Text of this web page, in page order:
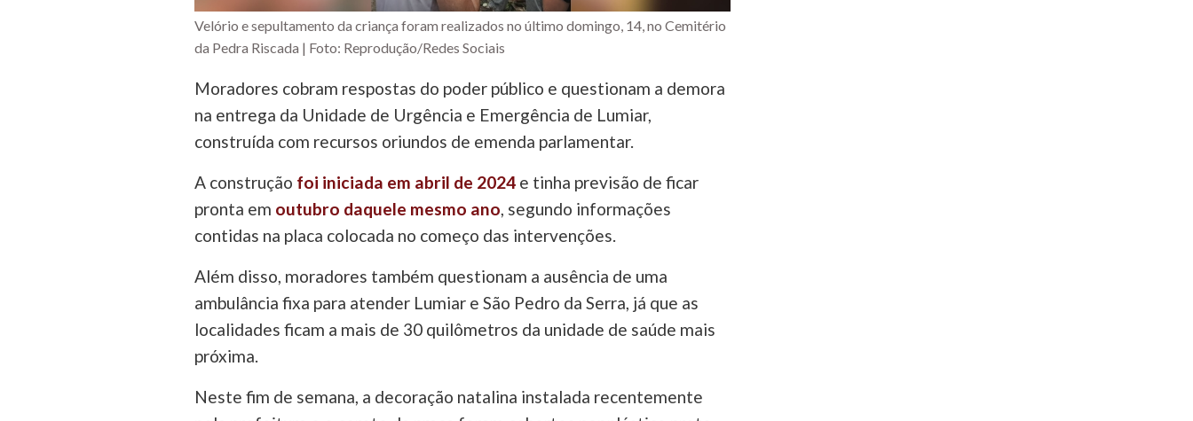
Velório e sepultamento da criança foram realizados no último domingo, 14, no Cemitério
da Pedra Riscada | Foto: Reprodução/Redes Sociais
Moradores cobram respostas do poder público e questionam a demora
na entrega da Unidade de Urgência e Emergência de Lumiar,
construída com recursos oriundos de emenda parlamentar.
A construção foi iniciada em abril de 2024e tinha previsão de ficar
pronta em outubro daquele mesmo ano , segundo informações
contidas na placa colocada no começo das intervenções.
Além disso, moradores também questionam a ausência de uma
ambulância fixa para atender Lumiar e São Pedro da Serra, já que as
localidades ficam a mais de 30 quilômetros da unidade de saúde mais
próxima.
Neste fim de semana, a decoração natalina instalada recentemente